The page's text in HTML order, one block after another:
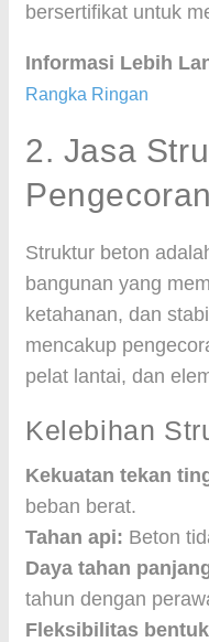
bersertifikat untuk
Informasi Lebih
Rangka Ringan
2. Jasa
Pengecoran
Struktur beton
bangunan yang
ketahanan, dan
mencakup
pelat lantai, dan
Kelebihan
Kekuatan tekan
beban berat.
Tahan api: Beton
Daya tahan
tahun dengan
Fleksibilitas